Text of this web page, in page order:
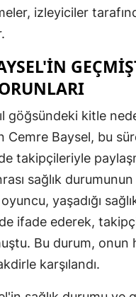
izleyiciler
göğsündeki kitle
Cemre Baysel, bu
takipçileriyle
sağlık
yaşadığı
ifade ederek,
Bu durum, onun
karşılandı.